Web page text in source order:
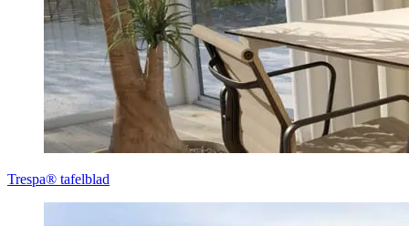
Trespa® tafelblad